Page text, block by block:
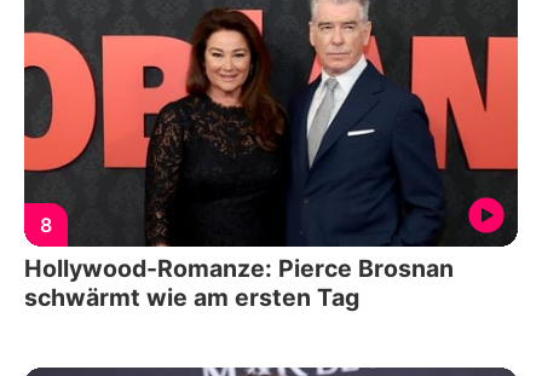
8
Hollywood-Romanze: Pierce Brosnan
schwärmt wie am ersten Tag